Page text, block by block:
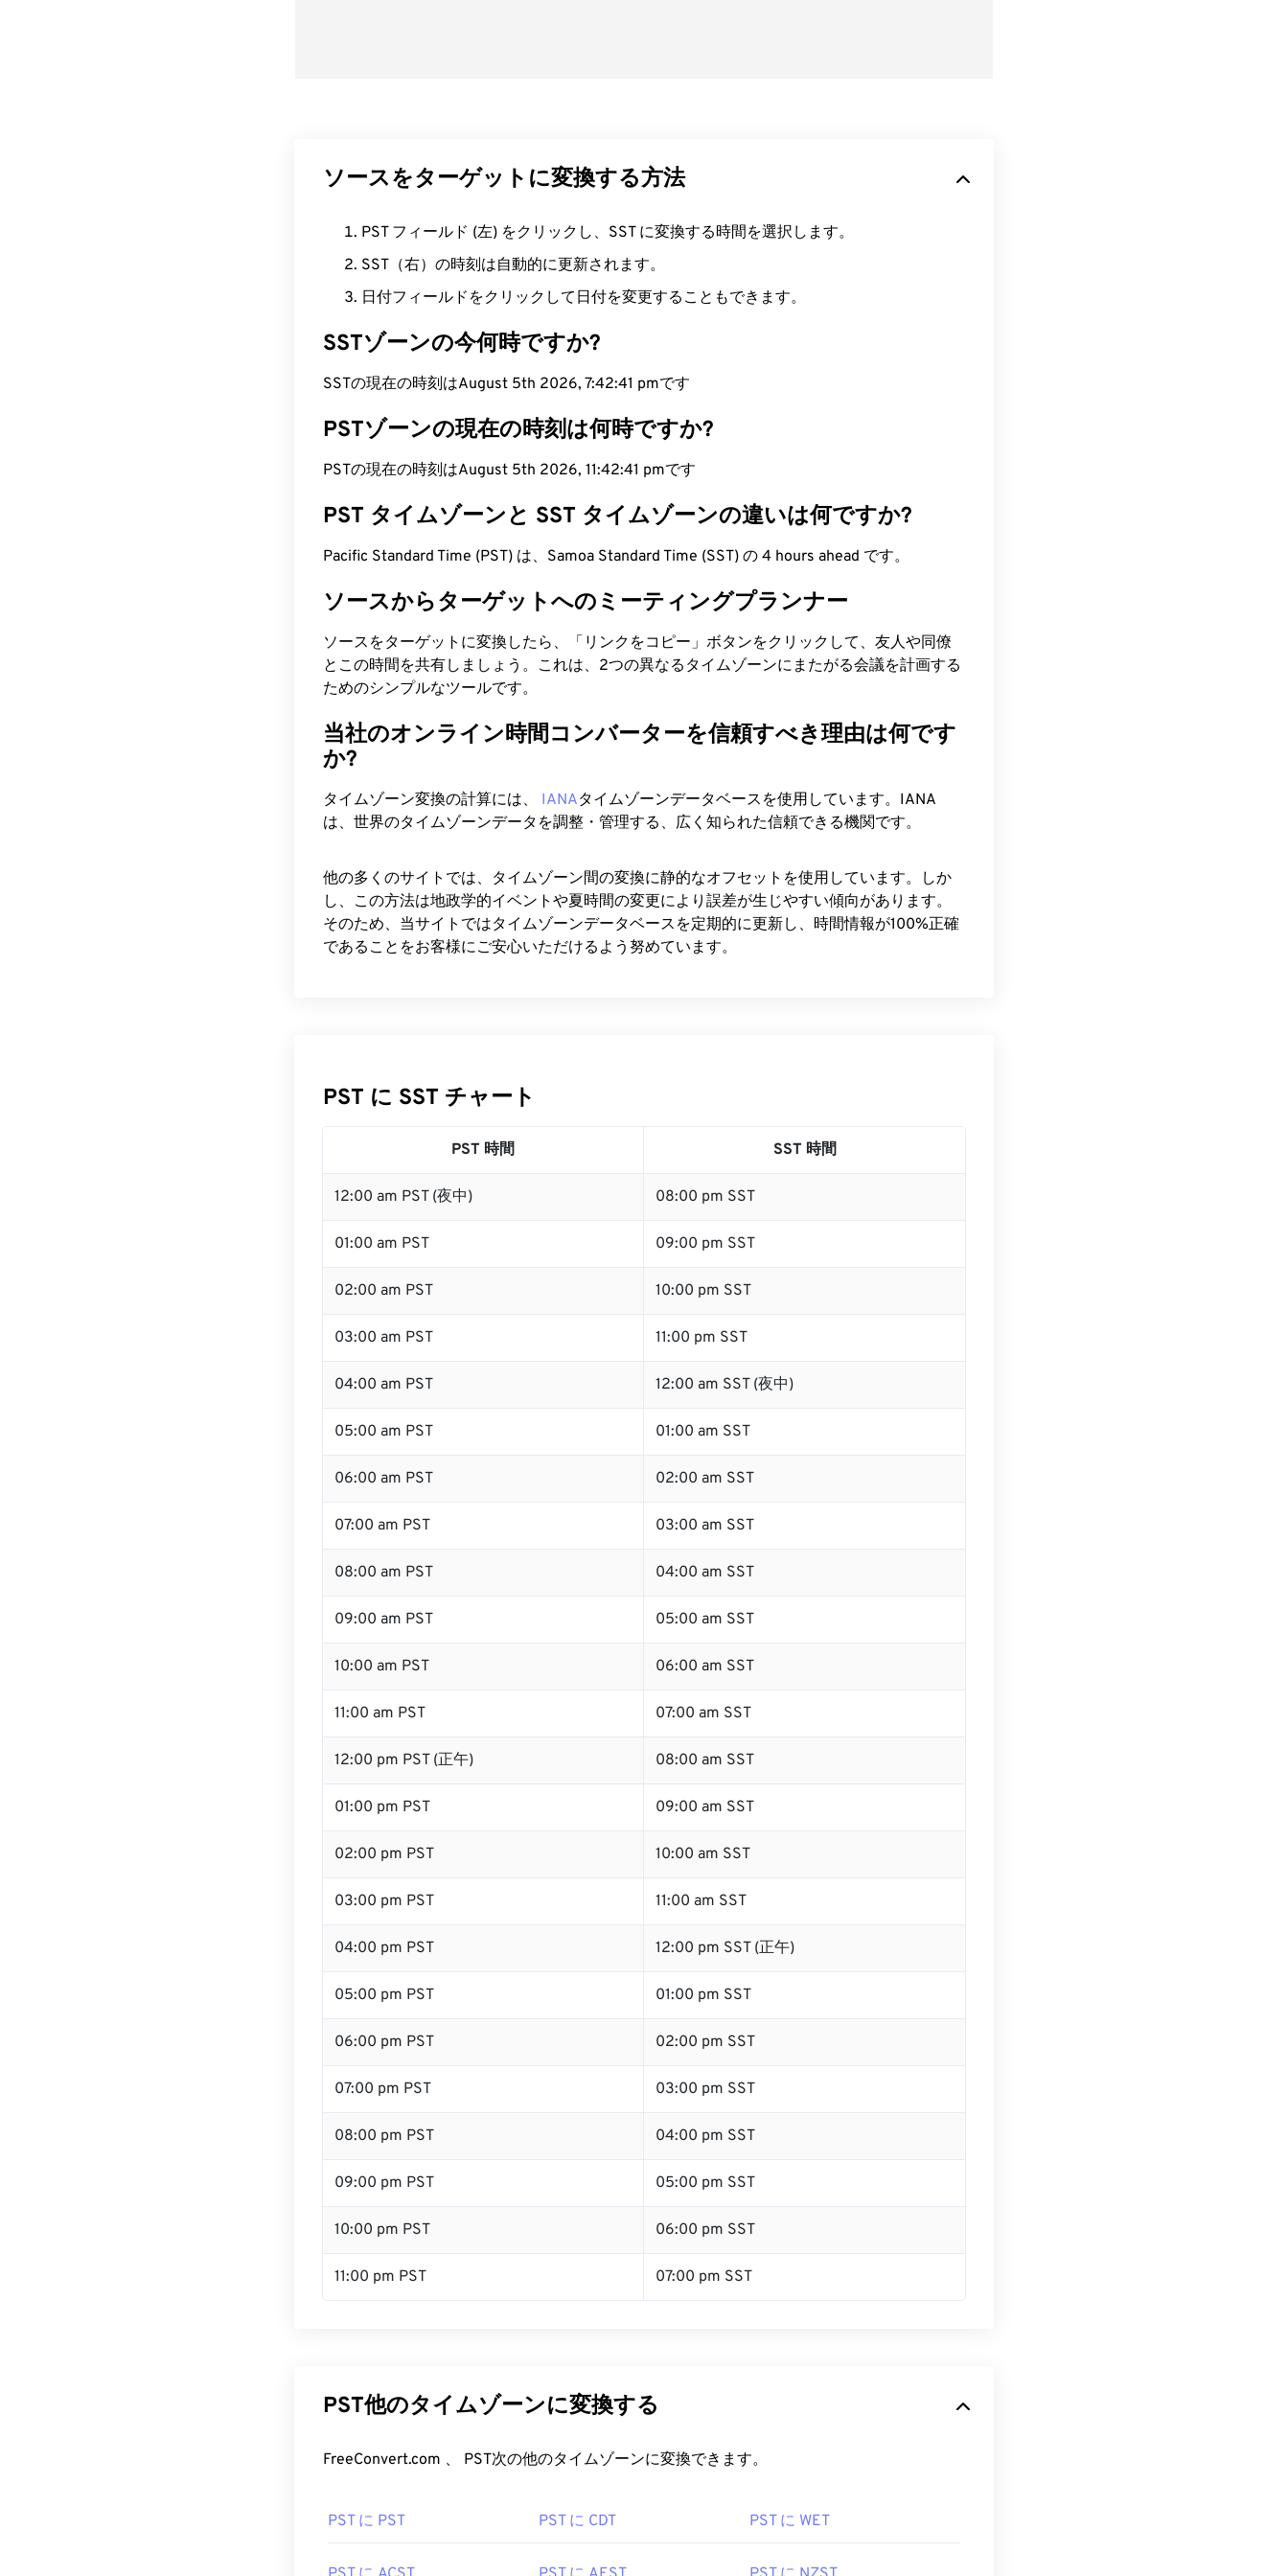
ソースをターゲットに変換する方法
PST フィールド (左) をクリックし、SST に変換する時間を選択します。
SST（右）の時刻は自動的に更新されます。
日付フィールドをクリックして日付を変更することもできます。
SSTゾーンの今何時ですか?
SSTの現在の時刻はAugust 5th 2026, 7:42:42 pmです
PSTゾーンの現在の時刻は何時ですか?
PSTの現在の時刻はAugust 5th 2026, 11:42:42 pmです
PST タイムゾーンと SST タイムゾーンの違いは何ですか?
Pacific Standard Time (PST) は、Samoa Standard Time (SST) の 4 hours ahead です。
ソースからターゲットへのミーティングプランナー
ソースをターゲットに変換したら、「リンクをコピー」ボタンをクリックして、友人や同僚
とこの時間を共有しましょう。これは、2つの異なるタイムゾーンにまたがる会議を計画する
ためのシンプルなツールです。
当社のオンライン時間コンバーターを信頼すべき理由は何です
か?
タイムゾーン変換の計算には、 IANAタイムゾーンデータベースを使用しています。IANA
は、世界のタイムゾーンデータを調整・管理する、広く知られた信頼できる機関です。
他の多くのサイトでは、タイムゾーン間の変換に静的なオフセットを使用しています。しか
し、この方法は地政学的イベントや夏時間の変更により誤差が生じやすい傾向があります。
そのため、当サイトではタイムゾーンデータベースを定期的に更新し、時間情報が100%正確
であることをお客様にご安心いただけるよう努めています。
PST に SST チャート
PST 時間 SST 時間
12:00 am PST (夜中) 08:00 pm SST
01:00 am PST 09:00 pm SST
02:00 am PST 10:00 pm SST
03:00 am PST 11:00 pm SST
04:00 am PST 12:00 am SST (夜中)
05:00 am PST 01:00 am SST
06:00 am PST 02:00 am SST
07:00 am PST 03:00 am SST
08:00 am PST 04:00 am SST
09:00 am PST 05:00 am SST
10:00 am PST 06:00 am SST
11:00 am PST 07:00 am SST
12:00 pm PST (正午) 08:00 am SST
01:00 pm PST 09:00 am SST
02:00 pm PST 10:00 am SST
03:00 pm PST 11:00 am SST
04:00 pm PST 12:00 pm SST (正午)
05:00 pm PST 01:00 pm SST
06:00 pm PST 02:00 pm SST
07:00 pm PST 03:00 pm SST
08:00 pm PST 04:00 pm SST
09:00 pm PST 05:00 pm SST
10:00 pm PST 06:00 pm SST
11:00 pm PST 07:00 pm SST
PST他のタイムゾーンに変換する
FreeConvert.com 、 PST次の他のタイムゾーンに変換できます。
PST に PST PST に CDT PST に WET